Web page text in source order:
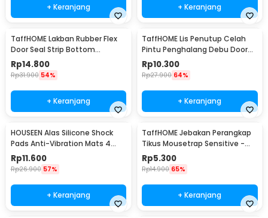
+ Keranjang + Keranjang
TaffHOME Lakban Rubber Flex
Door Seal Strip Bottom
Waterproof 45mmx5M - TP39
Rp14.800
Rp31.900 54%
+ Keranjang
TaffHOME Lis Penutup Celah
Pintu Penghalang Debu Door
Bottom Seal 1M - LQ7
Rp10.300
Rp27.900 64%
+ Keranjang
HOUSEEN Alas Silicone Shock
Pads Anti-Vibration Mats 4
PCS - NY522
Rp11.600
Rp26.900 57%
+ Keranjang
TaffHOME Jebakan Perangkap
Tikus Mousetrap Sensitive -
ZL-2021
Rp5.300
Rp14.900 65%
+ Keranjang